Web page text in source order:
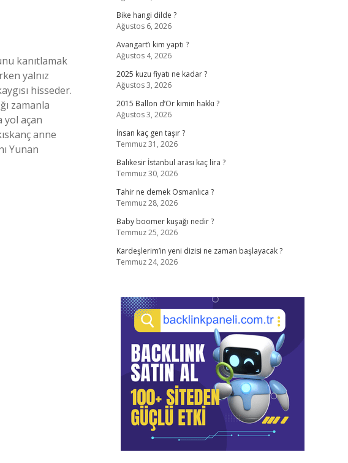
kanıtlamak
yalnız
hisseder.
zamanla
yol açan
anne
Yunan
Bike hangi dilde ?
Ağustos 6, 2026
Avangart’ı kim yaptı ?
Ağustos 4, 2026
2025 kuzu fiyatı ne kadar ?
Ağustos 3, 2026
2015 Ballon d’Or kimin hakkı ?
Ağustos 3, 2026
İnsan kaç gen taşır ?
Temmuz 31, 2026
Balıkesir İstanbul arası kaç lira ?
Temmuz 30, 2026
Tahir ne demek Osmanlıca ?
Temmuz 28, 2026
Baby boomer kuşağı nedir ?
Temmuz 25, 2026
Kardeşlerim’in yeni dizisi ne zaman başlayacak ?
Temmuz 24, 2026